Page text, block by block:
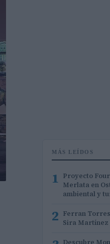
MÁS LEÍDOS
1 Proyecto
Merlata en
ambiental y
2 Ferran
Sira
Descubre